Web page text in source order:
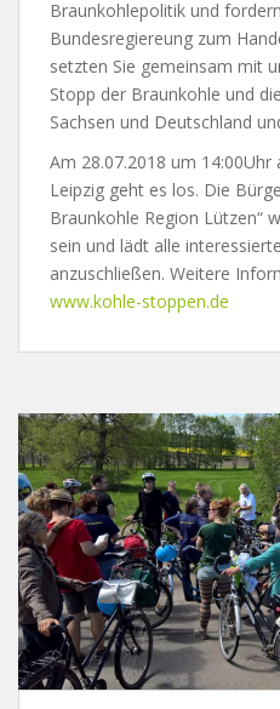
Braunkohlepolitik und
Bundesregiereung zum
setzten Sie gemeinsam mit
Stopp der Braunkohle und
Sachsen und Deutschland
Am 28.07.2018 um
Leipzig geht es los. Die
Braunkohle Region Lützen“
sein und lädt alle
anzuschließen. Weitere
www.kohle-stoppen.de